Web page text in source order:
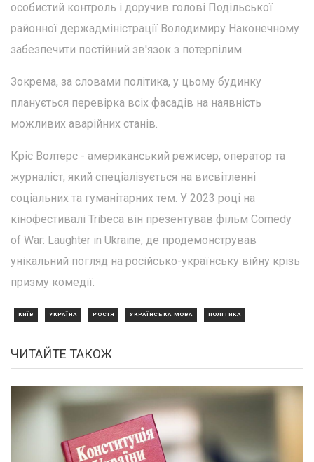
особистий контроль і доручив голові Подільської
районної держадміністрації Володимиру Наконечному
забезпечити постійний зв'язок з потерпілим.
Зокрема, за словами політика, у цьому будинку
планується перевірка всіх фасадів на наявність
можливих аварійних станів.
Кріс Волтерс - американський режисер, оператор та
журналіст, який спеціалізується на висвітленні
соціальних та гуманітарних тем. У 2023 році на
кінофестивалі Tribeca він презентував фільм Comedy
of War: Laughter in Ukraine, де продемонстрував
унікальний погляд на російсько-українську війну крізь
призму комедії.
КИЇВ УКРАЇНА РОСІЯ УКРАЇНСЬКА МОВА ПОЛІТИКА
ЧИТАЙТЕ ТАКОЖ